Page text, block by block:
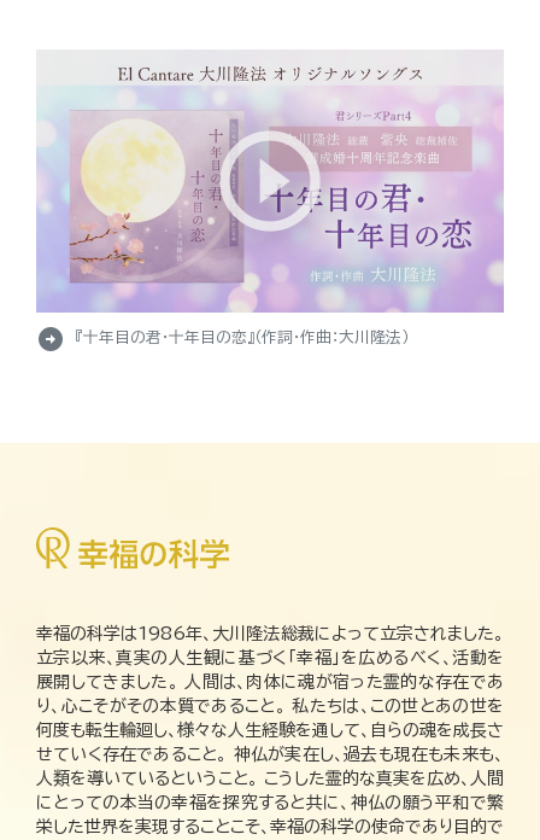
arrow_circle_right 『十年目の君・十年目の恋』（作詞・作曲：大川隆法）
幸福の科学は1986年、大川隆法総裁によって立宗されました。
立宗以来、真実の人生観に基づく「幸福」を広めるべく、活動を
展開してきました。 人間は、肉体に魂が宿った霊的な存在であ
り、心こそがその本質であること。 私たちは、この世とあの世を
何度も転生輪廻し、様々な人生経験を通して、自らの魂を成長さ
せていく存在であること。 神仏が実在し、過去も現在も未来も、
人類を導いているということ。 こうした霊的な真実を広め、人間
にとっての本当の幸福を探究すると共に、神仏の願う平和で繁
栄した世界を実現することこそ、幸福の科学の使命であり目的で